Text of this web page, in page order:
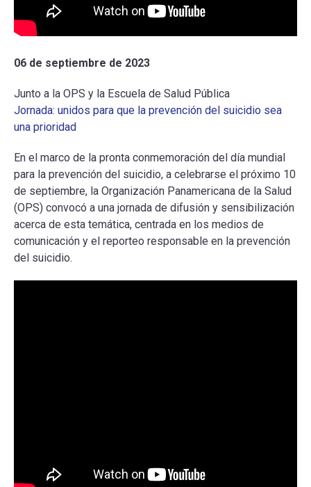
06 de septiembre de 2023
Junto a la OPS y la Escuela de Salud Pública
Jornada: unidos para que la prevención del suicidio sea
una prioridad
En el marco de la pronta conmemoración del día mundial
para la prevención del suicidio, a celebrarse el próximo 10
de septiembre, la Organización Panamericana de la Salud
(OPS) convocó a una jornada de difusión y sensibilización
acerca de esta temática, centrada en los medios de
comunicación y el reporteo responsable en la prevención
del suicidio.